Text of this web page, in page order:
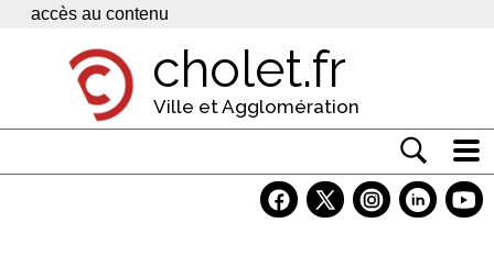
Panneau de gestion des cookies
accès au contenu
cholet.fr
Ville et Agglomération